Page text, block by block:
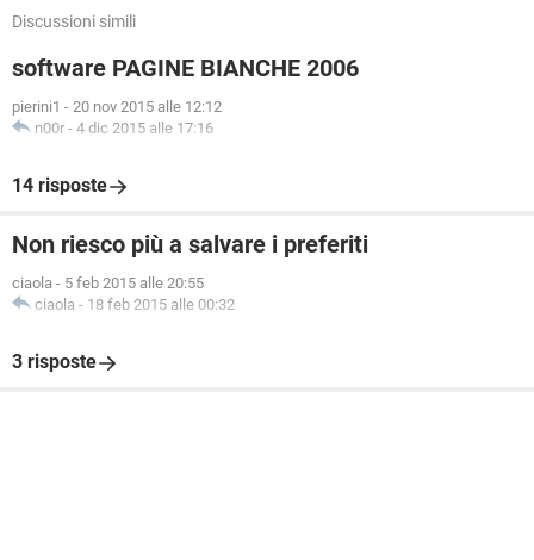
Discussioni simili
software PAGINE BIANCHE 2006
pierini1 - 20 nov 2015 alle 12:12
n00r - 4 dic 2015 alle 17:16
14 risposte
Non riesco più a salvare i preferiti
ciaola - 5 feb 2015 alle 20:55
ciaola - 18 feb 2015 alle 00:32
3 risposte